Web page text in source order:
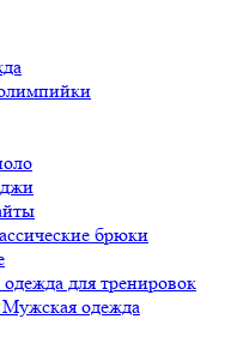
брюки
для тренировок
одежда